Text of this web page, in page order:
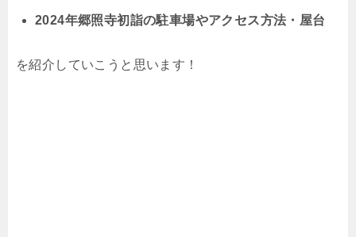
2024年郷照寺初詣の駐車場やアクセス方法・屋台
を紹介していこうと思います！